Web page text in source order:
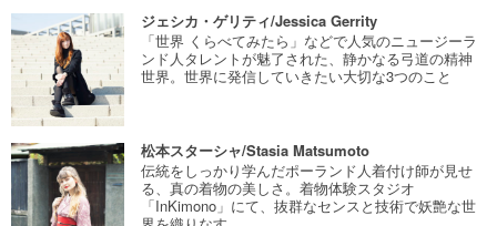
ジェシカ・ゲリティ/Jessica Gerrity
「世界 くらべてみたら」などで人気のニュージーラ
ンド人タレントが魅了された、静かなる弓道の精神
世界。世界に発信していきたい大切な3つのこと
松本スターシャ/Stasia Matsumoto
伝統をしっかり学んだポーランド人着付け師が見せ
る、真の着物の美しさ。着物体験スタジオ
「InKimono」にて、抜群なセンスと技術で妖艶な世